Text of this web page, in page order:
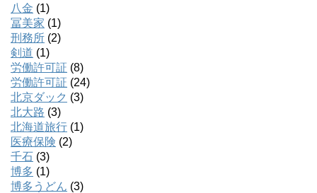
八金 (1)
冨美家 (1)
刑務所 (2)
剣道 (1)
労働許可証 (8)
労働許可証 (24)
北京ダック (3)
北大路 (3)
北海道旅行 (1)
医療保険 (2)
千石 (3)
博多 (1)
博多うどん (3)